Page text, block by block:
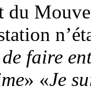
du
faire
» «Je